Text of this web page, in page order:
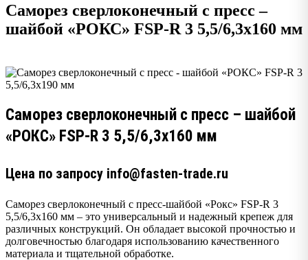
Саморез сверлоконечный с пресс –
шайбой «РОКС» FSP-R 3 5,5/6,3х160 мм
Саморез сверлоконечный с пресс – шайбой
«РОКС» FSP-R 3 5,5/6,3х160 мм
Цена по запросу info@fasten-trade.ru
Саморез сверлоконечный с пресс-шайбой «Рокс» FSP-R 3
5,5/6,3х160 мм – это универсальный и надежный крепеж для
различных конструкций. Он обладает высокой прочностью и
долговечностью благодаря использованию качественного
материала и тщательной обработке.